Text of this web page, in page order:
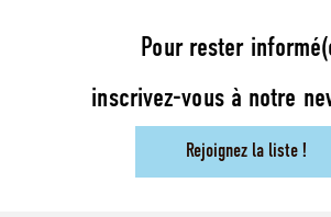
Pour rester
inscrivez-vous à notre
Rejoignez la liste !